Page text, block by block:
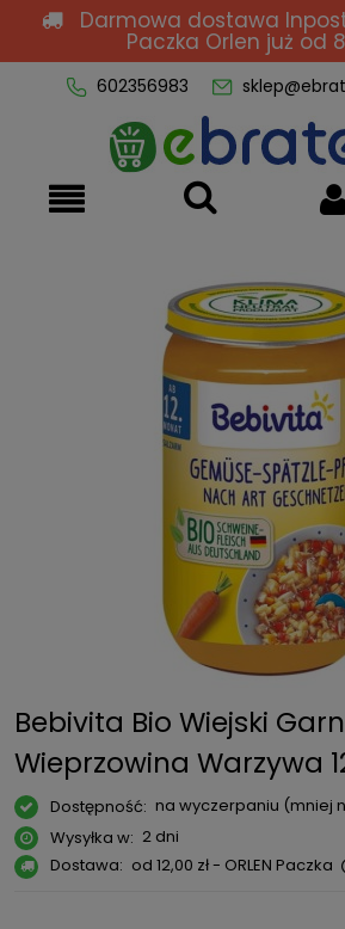
Darmowa dostawa
Paczka Orlen już od
602356983
Bebivita Bio Wiejski
Wieprzowina Warzywa
Dostępność: na wyczerpaniu (mniej
Wysyłka w: 2 dni
Dostawa: od 12,00 zł- ORLEN Paczka